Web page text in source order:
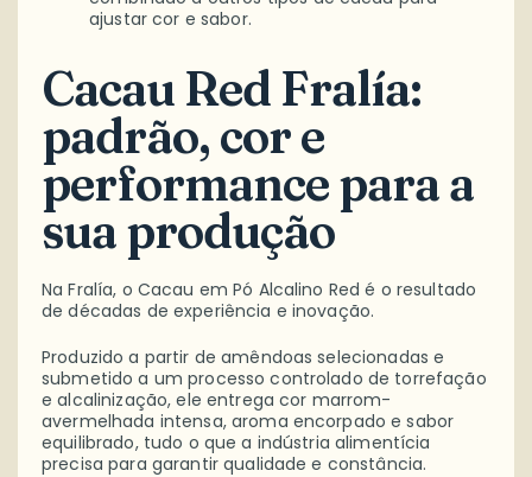
ajustar cor e sabor.
Cacau Red Fralía:
padrão, cor e
performance para a
sua produção
Na Fralía, o Cacau em Pó Alcalino Red é o resultado
de décadas de experiência e inovação.
Produzido a partir de amêndoas selecionadas e
submetido a um processo controlado de torrefação
e alcalinização, ele entrega cor marrom-
avermelhada intensa, aroma encorpado e sabor
equilibrado, tudo o que a indústria alimentícia
precisa para garantir qualidade e constância.